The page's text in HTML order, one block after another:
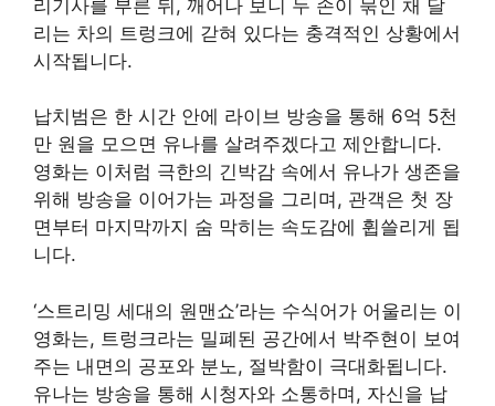
리기사를 부른 뒤, 깨어나 보니 두 손이 묶인 채 달
리는 차의 트렁크에 갇혀 있다는 충격적인 상황에서
시작됩니다.
납치범은 한 시간 안에 라이브 방송을 통해 6억 5천
만 원을 모으면 유나를 살려주겠다고 제안합니다.
영화는 이처럼 극한의 긴박감 속에서 유나가 생존을
위해 방송을 이어가는 과정을 그리며, 관객은 첫 장
면부터 마지막까지 숨 막히는 속도감에 휩쓸리게 됩
니다.
‘스트리밍 세대의 원맨쇼’라는 수식어가 어울리는 이
영화는, 트렁크라는 밀폐된 공간에서 박주현이 보여
주는 내면의 공포와 분노, 절박함이 극대화됩니다.
유나는 방송을 통해 시청자와 소통하며, 자신을 납